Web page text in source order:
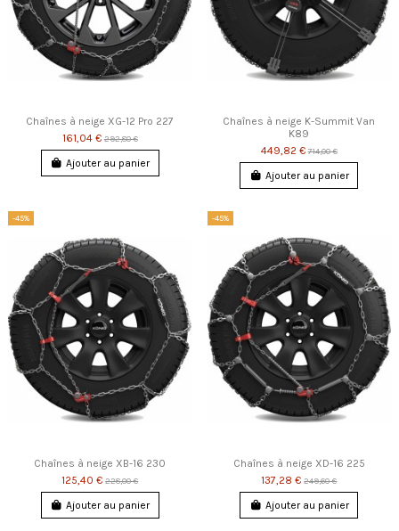
Chaînes à neige XG-12 Pro 227
161,04 €292,80 €
Ajouter au panier
Chaînes à neige K-Summit Van
K89
449,82 €714,00 €
Ajouter au panier
-45%
Chaînes à neige XB-16 230
125,40 €228,00 €
Ajouter au panier
-45%
Chaînes à neige XD-16 225
137,28 €249,60 €
Ajouter au panier